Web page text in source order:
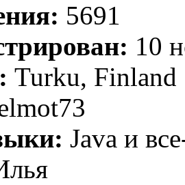
5691
10
Turku, Finland
Java и